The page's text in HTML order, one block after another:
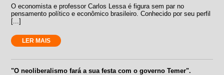
O economista e professor Carlos Lessa é figura sem par no
pensamento político e econômico brasileiro. Conhecido por seu perfil
[...]
LER MAIS
"O neoliberalismo fará a sua festa com o governo Temer".